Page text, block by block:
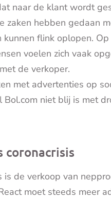
naar de klant wordt
zaken hebben gedaan
flink oplopen.
voelen zich vaak
de verkoper.
met advertenties op
Bol.com niet blij is met
coronacrisis
is de verkoop van
moet steeds meer